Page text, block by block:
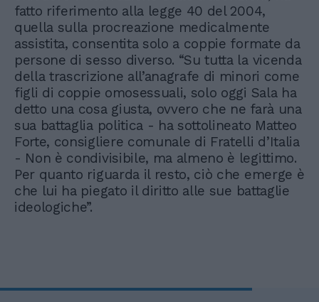
fatto riferimento alla legge 40 del 2004,
quella sulla procreazione medicalmente
assistita, consentita solo a coppie formate da
persone di sesso diverso. “Su tutta la vicenda
della trascrizione all’anagrafe di minori come
figli di coppie omosessuali, solo oggi Sala ha
detto una cosa giusta, ovvero che ne farà una
sua battaglia politica - ha sottolineato Matteo
Forte, consigliere comunale di Fratelli d’Italia
- Non è condivisibile, ma almeno è legittimo.
Per quanto riguarda il resto, ciò che emerge è
che lui ha piegato il diritto alle sue battaglie
ideologiche”.